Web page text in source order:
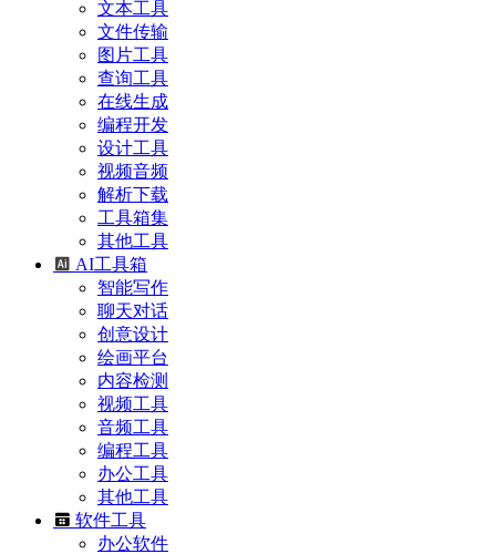
文本工具
文件传输
图片工具
查询工具
在线生成
编程开发
设计工具
视频音频
解析下载
工具箱集
其他工具
AI工具箱
智能写作
聊天对话
创意设计
绘画平台
内容检测
视频工具
音频工具
编程工具
办公工具
其他工具
软件工具
办公软件